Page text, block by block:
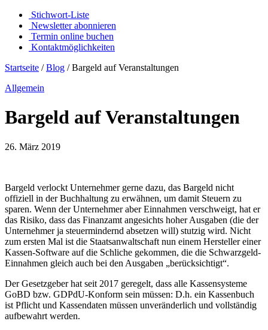
Stichwort-Liste
Newsletter abonnieren
Termin online buchen
Kontaktmöglichkeiten
Startseite /Blog /Bargeld auf Veranstaltungen
Allgemein
Bargeld auf Veranstaltungen
26. März 2019
Bargeld verlockt Unternehmer gerne dazu, das Bargeld nicht
offiziell in der Buchhaltung zu erwähnen, um damit Steuern zu
sparen. Wenn der Unternehmer aber Einnahmen verschweigt, hat er
das Risiko, dass das Finanzamt angesichts hoher Ausgaben (die der
Unternehmer ja steuermindernd absetzen will) stutzig wird. Nicht
zum ersten Mal ist die Staatsanwaltschaft nun einem Hersteller einer
Kassen-Software auf die Schliche gekommen, die die Schwarzgeld-
Einnahmen gleich auch bei den Ausgaben „berücksichtigt“.
Der Gesetzgeber hat seit 2017 geregelt, dass alle Kassensysteme
GoBD bzw. GDPdU-Konform sein müssen: D.h. ein Kassenbuch
ist Pflicht und Kassendaten müssen unveränderlich und vollständig
aufbewahrt werden.